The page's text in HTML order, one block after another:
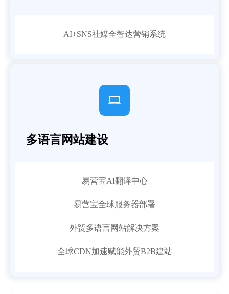
AI+SNS社媒全智达营销系统

多语言网站建设
易营宝AI翻译中心
易营宝全球服务器部署
外贸多语言网站解决方案
全球CDN加速赋能外贸B2B建站